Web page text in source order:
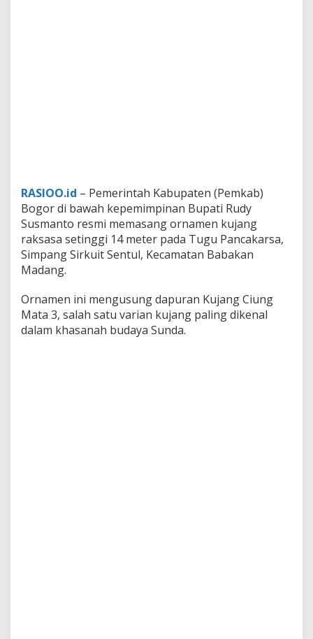
RASIOO.id – Pemerintah Kabupaten (Pemkab)
Bogor di bawah kepemimpinan Bupati Rudy
Susmanto resmi memasang ornamen kujang
raksasa setinggi 14 meter pada Tugu Pancakarsa,
Simpang Sirkuit Sentul, Kecamatan Babakan
Madang.
Ornamen ini mengusung dapuran Kujang Ciung
Mata 3, salah satu varian kujang paling dikenal
dalam khasanah budaya Sunda.